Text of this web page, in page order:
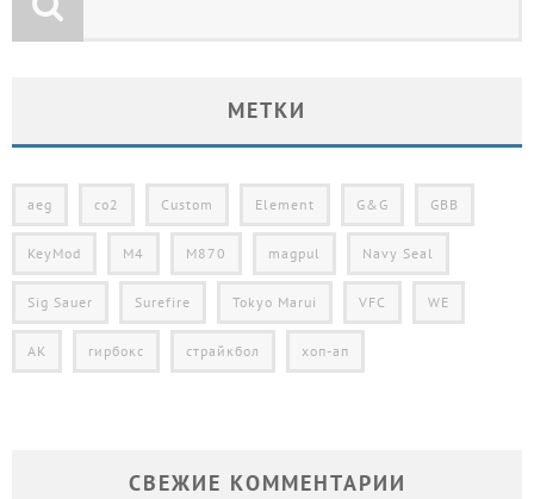
МЕТКИ
aeg co2 Custom Element G&G GBB
KeyMod M4 M870 magpul Navy Seal
Sig Sauer Surefire Tokyo Marui VFC WE
АК гирбокс страйкбол хоп-ап
СВЕЖИЕ КОММЕНТАРИИ